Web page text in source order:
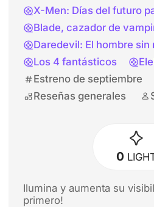
X-Men: Días del futuro
Blade, cazador de
Daredevil: El hombre sin
Los 4 fantásticos
Estreno de septiembre
Reseñas generales
Wesley
0
Ilumina y aumenta su
primero!